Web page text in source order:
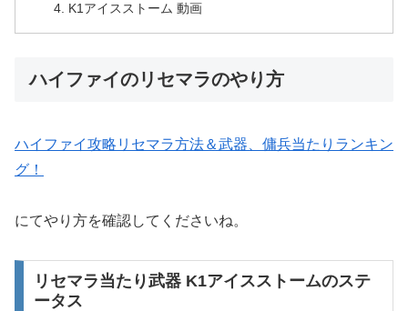
K1アイスストーム 動画
ハイファイのリセマラのやり方
ハイファイ攻略リセマラ方法＆武器、傭兵当たりランキン
グ！
にてやり方を確認してくださいね。
リセマラ当たり武器 K1アイスストームのステ
ータス